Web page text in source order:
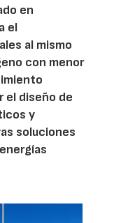
en
el
al mismo
con menor
el diseño de
y
soluciones